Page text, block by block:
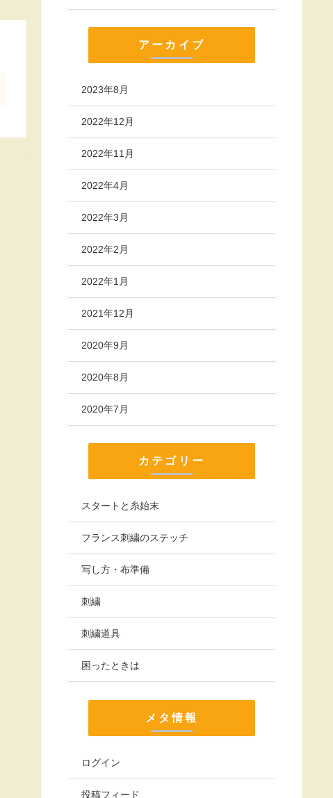
アーカイブ
2023年8月
2022年12月
2022年11月
2022年4月
2022年3月
2022年2月
2022年1月
2021年12月
2020年9月
2020年8月
2020年7月
カテゴリー
スタートと糸始末
フランス刺繍のステッチ
写し方・布準備
刺繍
刺繍道具
困ったときは
メタ情報
ログイン
投稿フィード